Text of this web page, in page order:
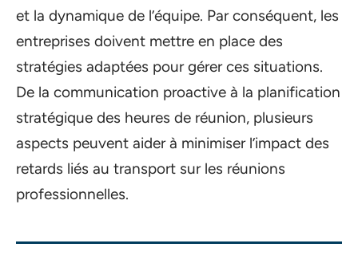
et la dynamique de l’équipe. Par conséquent, les
entreprises doivent mettre en place des
stratégies adaptées pour gérer ces situations.
De la communication proactive à la planification
stratégique des heures de réunion, plusieurs
aspects peuvent aider à minimiser l’impact des
retards liés au transport sur les réunions
professionnelles.